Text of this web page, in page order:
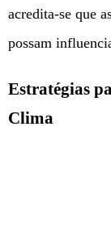
acredita-se que
possam
Estratégias
Clima